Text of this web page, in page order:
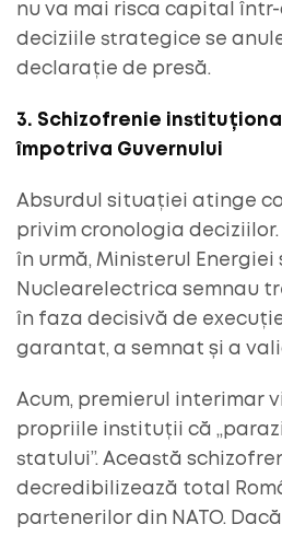
nu va mai risca capital
deciziile strategice se
declarație de presă.
3. Schizofrenie
împotriva Guvernului
Absurdul situației atinge
privim cronologia
în urmă, Ministerul Energiei
Nuclearelectrica semnau
în faza decisivă de
garantat, a semnat și a
Acum, premierul interimar
propriile instituții că
statului”. Această
decredibilizează total
partenerilor din NATO.